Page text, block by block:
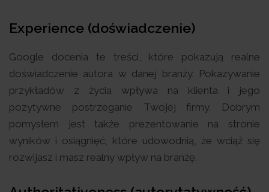
Experience (doświadczenie)
Google docenia te treści, które pokazują realne
doświadczenie autora w danej branży. Pokazywanie
przykładów z życia wpływa na klienta i jego
pozytywne postrzeganie Twojej firmy. Dobrym
pomysłem jest także prezentowanie na stronie
wyników i osiągnięć, które udowodnią, że wciąż się
rozwijasz i masz realny wpływ na branżę.